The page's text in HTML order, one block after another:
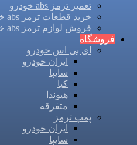
تعمیر ترمز abs خودرو
خرید قطعات ترمز abs خودرو
فروش لوازم ترمز abs خودرو
فروشگاه
ای بی اس خودرو
ایران خودرو
سایپا
کیا
هیوندا
متفرقه
پمپ ترمز
ایران خودرو
سایپا